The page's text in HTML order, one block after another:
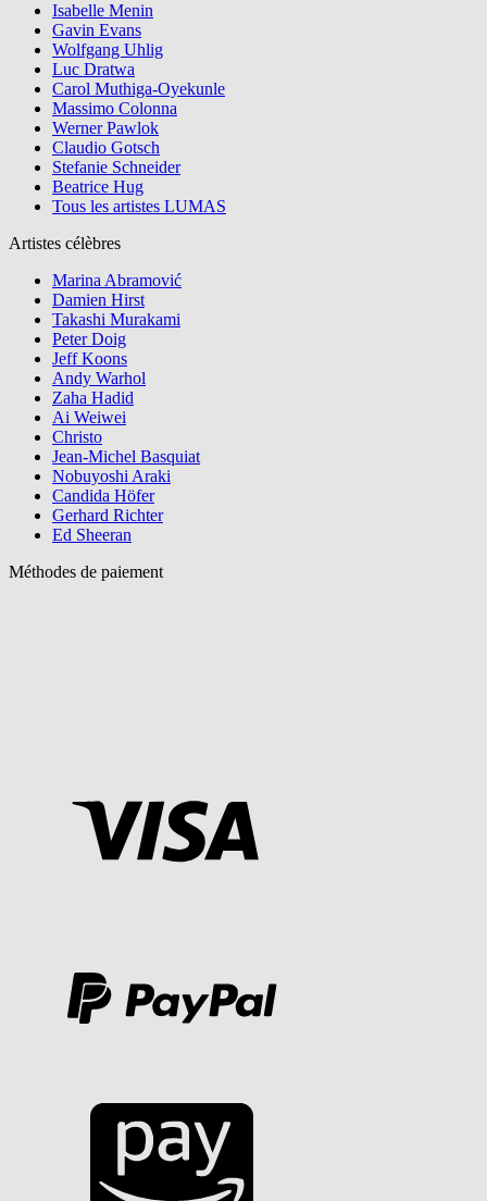
Isabelle Menin
Gavin Evans
Wolfgang Uhlig
Luc Dratwa
Carol Muthiga-Oyekunle
Massimo Colonna
Werner Pawlok
Claudio Gotsch
Stefanie Schneider
Beatrice Hug
Tous les artistes LUMAS
Artistes célèbres
Marina Abramović
Damien Hirst
Takashi Murakami
Peter Doig
Jeff Koons
Andy Warhol
Zaha Hadid
Ai Weiwei
Christo
Jean-Michel Basquiat
Nobuyoshi Araki
Candida Höfer
Gerhard Richter
Ed Sheeran
Méthodes de paiement